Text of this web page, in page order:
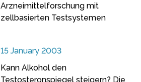
Arzneimittelforschung mit
zellbasierten Testsystemen
15 January 2003
Kann Alkohol den
Testosteronspiegel steigern? Die